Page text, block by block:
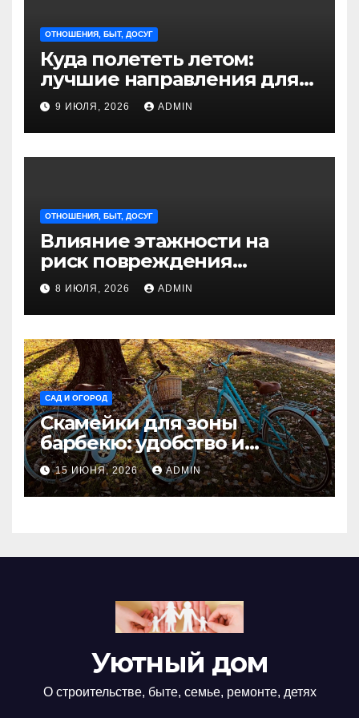
ОТНОШЕНИЯ, БЫТ, ДОСУГ
Куда полететь летом:
лучшие направления для
отдыха из Санкт-
Петербурга
9 ИЮЛЯ, 2026 ADMIN
ОТНОШЕНИЯ, БЫТ, ДОСУГ
Влияние этажности на
риск повреждения
недвижимости
8 ИЮЛЯ, 2026 ADMIN
САД И ОГОРОД
Скамейки для зоны
барбекю: удобство и
безопасность на участке
Madmetal.ru
15 ИЮНЯ, 2026 ADMIN
Уютный дом
О строительстве, быте, семье, ремонте, детях